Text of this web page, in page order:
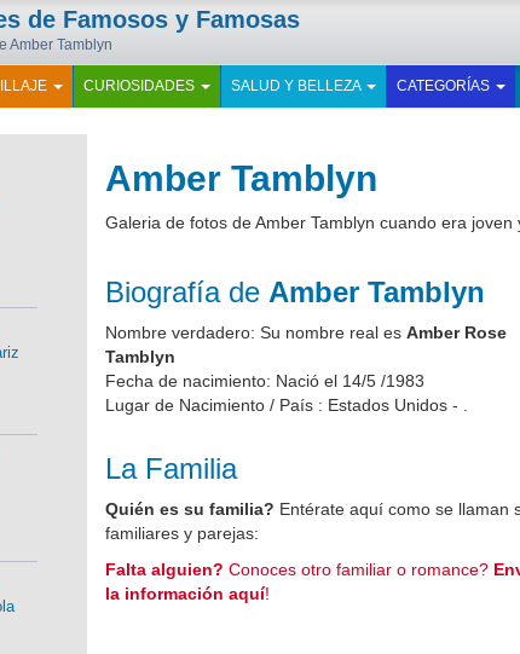
de Famosos y Famosas
Amber Tamblyn
CURIOSIDADES SALUD Y BELLEZA CATEGORÍAS
Amber Tamblyn
Galeria de fotos de Amber Tamblyn cuando era joven
Biografía de Amber Tamblyn
Nombre verdadero: Su nombre real esAmber Rose
Tamblyn
Fecha de nacimiento: Nació el 14/5 /1983
Lugar de Nacimiento / País : Estados Unidos - .
La Familia
Quién es su familia? Entérate aquí como se llaman
familiares y parejas:
Falta alguien? Conoces otro familiar o romance?
la información aquí!